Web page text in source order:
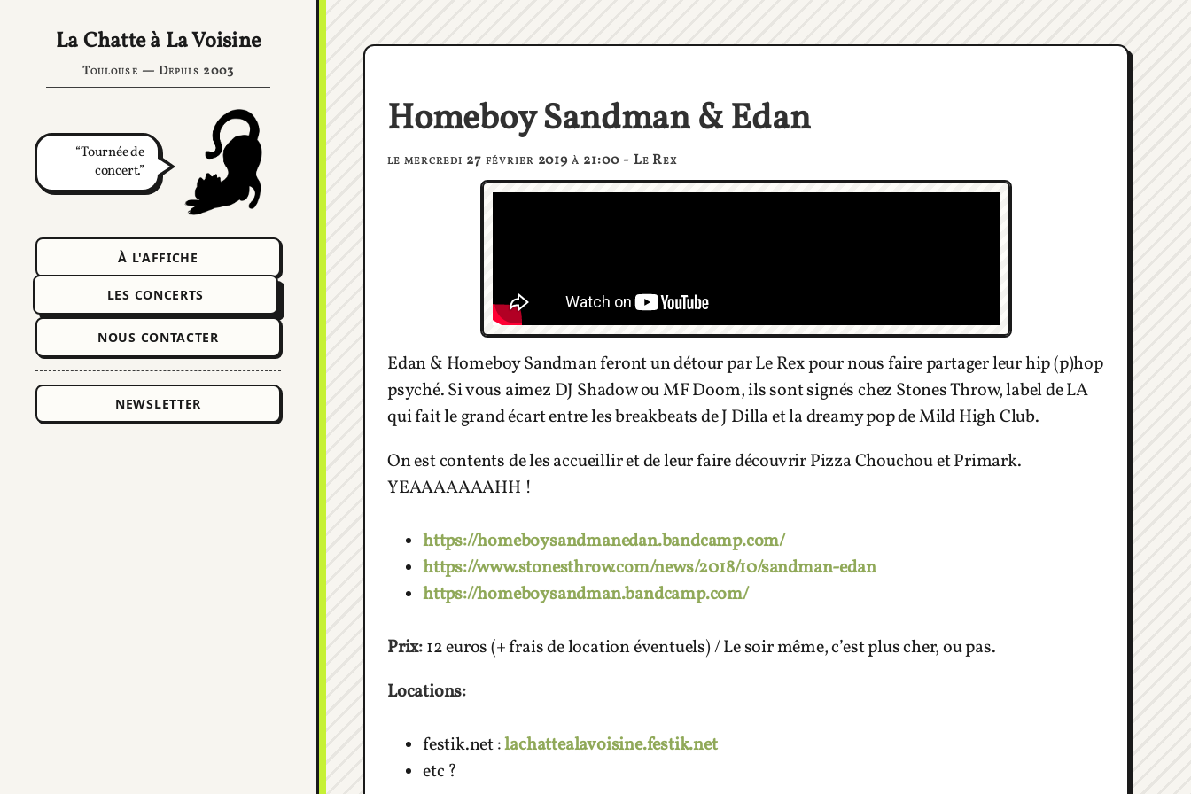
La Chatte à La Voisine
Toulouse — Depuis 2003
Tournée de
concert.
À L'AFFICHE
LES CONCERTS
NOUS CONTACTER
Homeboy Sandman & Edan
le mercredi 27 février 2019 à 21:00 - Le Rex
Edan & Homeboy Sandman feront un détour par Le Rex pour nous faire partager leur hip (p)hop
psyché. Si vous aimez DJ Shadow ou MF Doom, ils sont signés chez Stones Throw, label de LA
qui fait le grand écart entre les breakbeats de J Dilla et la dreamy pop de Mild High Club.
On est contents de les accueillir et de leur faire découvrir Pizza Chouchou et Primark.
YEAAAAAAAHH !
https://homeboysandmanedan.bandcamp.com/
https://www.stonesthrow.com/news/2018/10/sandman-edan
https://homeboysandman.bandcamp.com/
Prix:12 euros (+ frais de location éventuels) / Le soir même, c’est plus cher, ou pas.
Locations:
festik.net :lachattealavoisine.festik.net
etc ?